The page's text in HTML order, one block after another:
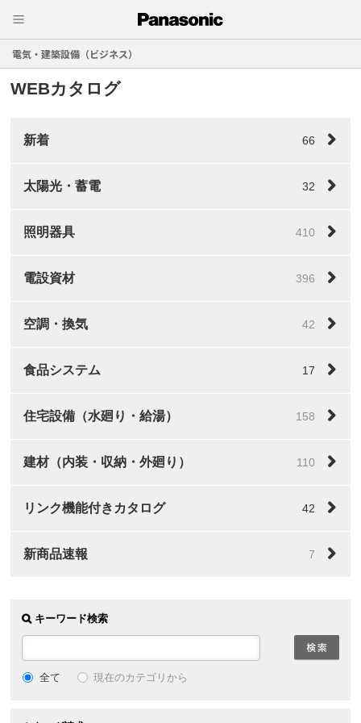
電気・建築設備（ビジネス）
WEBカタログ
新着 66
太陽光・蓄電 32
照明器具 410
電設資材 396
空調・換気 42
食品システム 17
住宅設備（水廻り・給湯） 158
建材（内装・収納・外廻り） 110
リンク機能付きカタログ 42
新商品速報 7
キーワード検索
全て 現在のカテゴリから